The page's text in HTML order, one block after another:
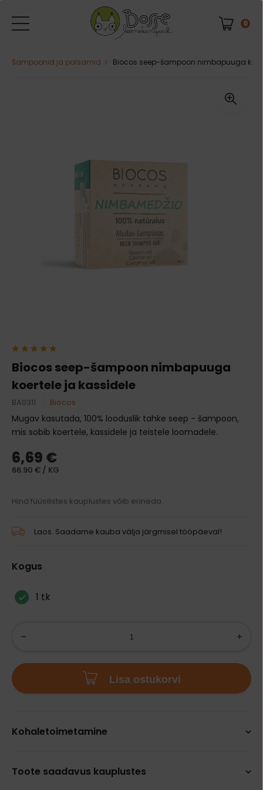
0
Šampoonid ja palsamid Biocos seep-šampoon nimbapuuga
Biocos seep-šampoon nimbapuuga
koertele ja kassidele
BA0311 Biocos
Mugav kasutada, 100% looduslik tahke seep - šampoon,
mis sobib koertele, kassidele ja teistele loomadele.
6,69 €
66.90 € / KG
Hind füüsilistes kauplustes võib erineda.
Laos. Saadame kauba välja järgmisel tööpäeval!
Kogus
1 tk
Lisa ostukorvi
Kohaletoimetamine
Toote saadavus kauplustes